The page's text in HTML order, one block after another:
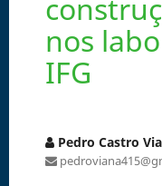
nos
IFG
Pedro Castro